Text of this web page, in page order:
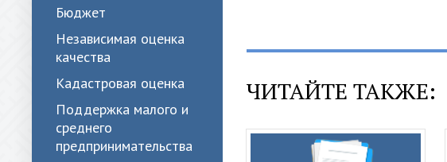
Бюджет
Независимая оценка
качества
Кадастровая оценка
Поддержка малого и
среднего
предпринимательства
ЧИТАЙТЕ ТАКЖЕ: